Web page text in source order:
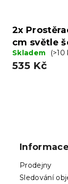
2x
cm světle
Skladem (>10
535 Kč
Prodejny
Sledování